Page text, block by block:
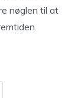
nøglen til at